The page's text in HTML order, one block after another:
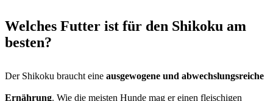
Welches Futter ist für den Shikoku am
besten?
Der Shikoku braucht eine ausgewogene und abwechslungsreiche
Ernährung. Wie die meisten Hunde mag er einen fleischigen